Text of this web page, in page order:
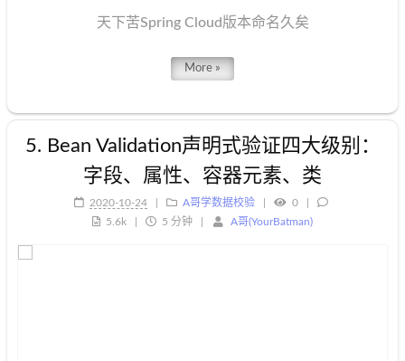
天下苦Spring Cloud版本命名久矣
More »
5. Bean Validation声明式验证四大级别：
字段、属性、容器元素、类
2020-10-24 A哥学数据校验
0
5.6k
5 分钟 A哥(YourBatman)